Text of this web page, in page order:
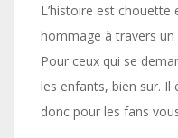
L’histoire est chouette
hommage à travers un
Pour ceux qui se
les enfants, bien sur.
donc pour les fans